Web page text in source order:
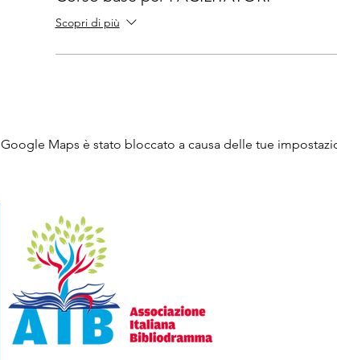
Scopri di più
Google Maps è stato bloccato a causa delle tue